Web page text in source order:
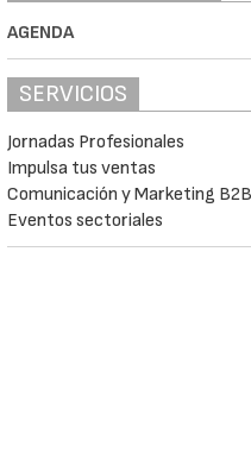
AGENDA
SERVICIOS
Jornadas Profesionales
Impulsa tus ventas
Comunicación y Marketing B2B
Eventos sectoriales